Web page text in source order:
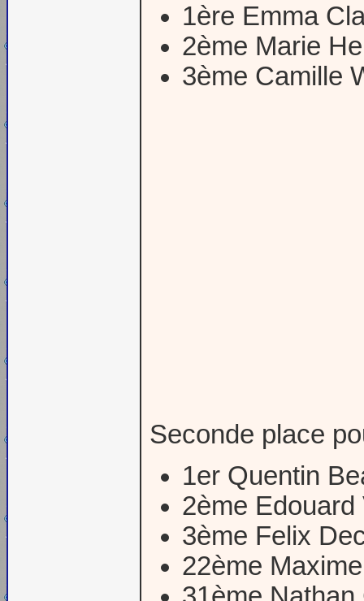
1ère Emma
2ème Marie
3ème Camille
Seconde place
1er Quentin
2ème Edouard
3ème Felix
22ème